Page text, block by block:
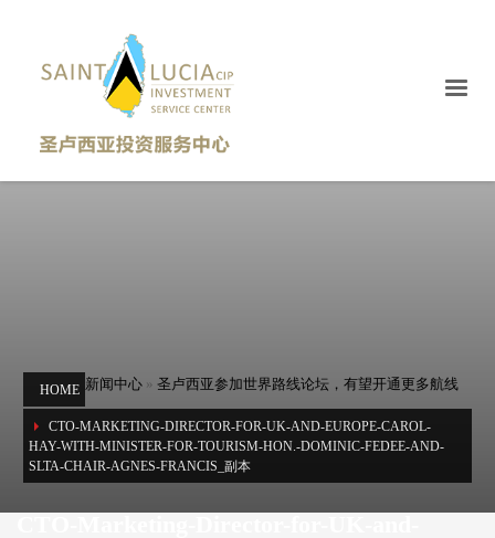
HOME 新闻中心 » 圣卢西亚参加世界路线论坛，有望开通更多航线
CTO-MARKETING-DIRECTOR-FOR-UK-AND-EUROPE-CAROL-
HAY-WITH-MINISTER-FOR-TOURISM-HON.-DOMINIC-FEDEE-AND-
SLTA-CHAIR-AGNES-FRANCIS_副本